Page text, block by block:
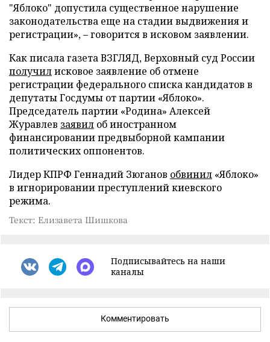
"Яблоко" допустила существенное нарушение
законодательства еще на стадии выдвижения и
регистрации», – говорится в исковом заявлении.
Как писала газета ВЗГЛЯД, Верховный суд России
получилисковое заявление об отмене
регистрации федерального списка кандидатов в
депутаты Госдумы от партии «Яблоко».
Председатель партии «Родина» Алексей
Журавлев заявил об иностранном
финансировании предвыборной кампании
политических оппонентов.
Лидер КПРФ Геннадий Зюганов обвинил «Яблоко»
в игнорировании преступлений киевского
режима.
Текст: Елизавета Шишкова
Подписывайтесь на наши
каналы
Комментировать